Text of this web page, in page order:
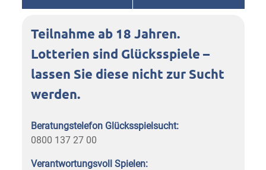
Teilnahme ab 18 Jahren.
Lotterien sind Glücksspiele –
lassen Sie diese nicht zur Sucht
werden.
Beratungstelefon Glücksspielsucht:
0800 137 27 00
Verantwortungsvoll Spielen: